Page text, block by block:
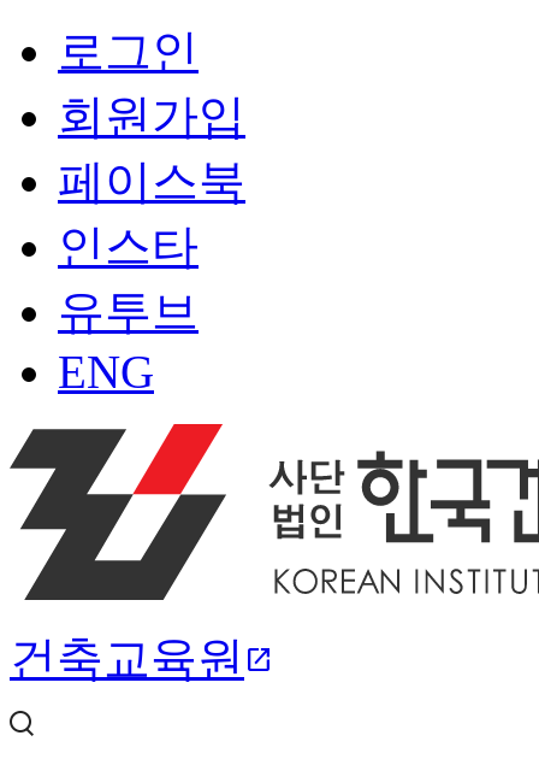
로그인
회원가입
페이스북
인스타
유투브
ENG
건축교육원 open_in_new